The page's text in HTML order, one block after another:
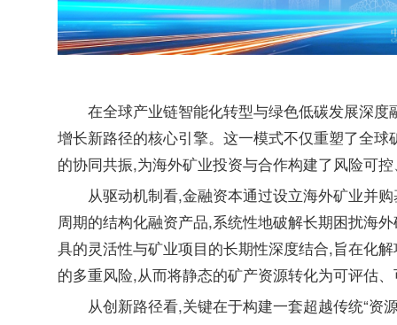
在全球产业链智能化转型与绿色低碳发展深
增长新路径的核心引擎。这一模式不仅重塑了全
的协同共振,为海外矿业投资与合作构建了风险可
从驱动机制看,金融资本通过设立海外矿业并
周期的结构化融资产品,系统性地破解长期困扰海
具的灵活性与矿业项目的长期性深度结合,旨在化
的多重风险,从而将静态的矿产资源转化为可评估
从创新路径看,关键在于构建一套超越传统“资